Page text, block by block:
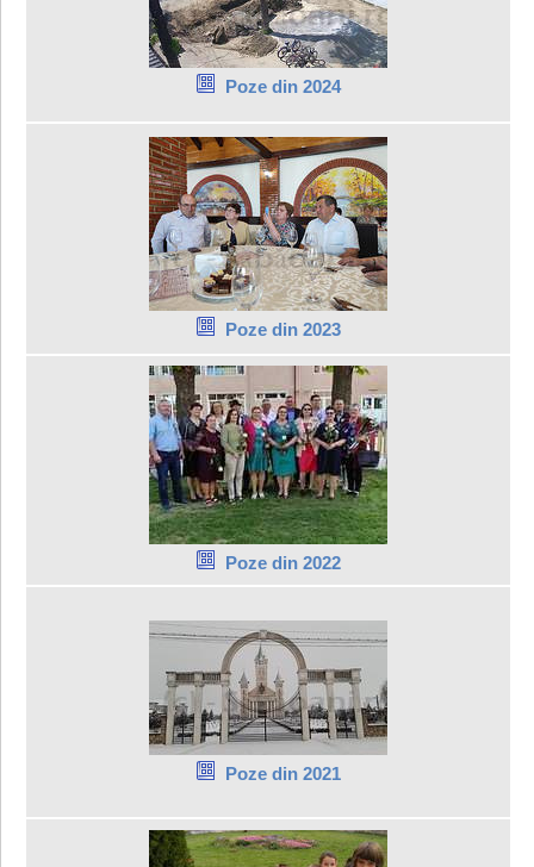
Poze din 2024
Poze din 2023
Poze din 2022
Poze din 2021